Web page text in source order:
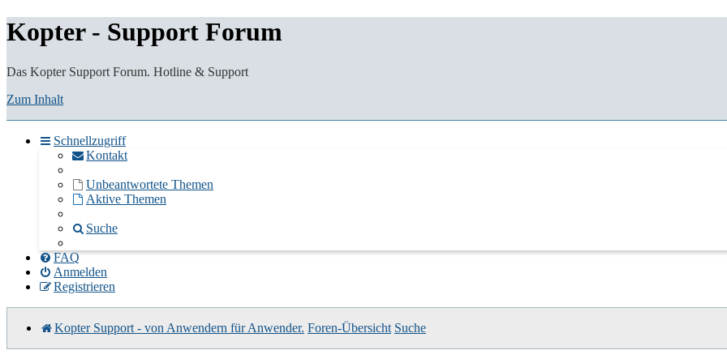
Kopter - Support Forum
Das Kopter Support Forum. Hotline & Support
Zum Inhalt
Schnellzugriff
Kontakt
Unbeantwortete Themen
Aktive Themen
Suche
FAQ
Anmelden
Registrieren
Kopter Support - von Anwendern für Anwender. Foren-Übersicht Suche